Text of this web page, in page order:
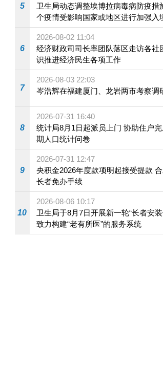
5
卫生局动态调整埃博拉病毒病防疫措
个疫情受影响国家或地区进行加强入
施
6
2026-08-02 11:04
经济财政司司长率团队落区走访各社
识推进经济民生各项工作
7
2026-08-03 22:03
岑浩辉在福建厦门、龙岩两市考察调
8
2026-07-31 16:40
统计局8月1日起派员上门 协助住户完成2026 中
期人口统计问卷
9
2026-07-31 12:47
央积金2026年度款项明起接受提款 合发放条件
长者免办手续
10
2026-08-06 10:17
卫生局于8月7日开展新一轮“长者安
致力构建“老有所医”的服务系统